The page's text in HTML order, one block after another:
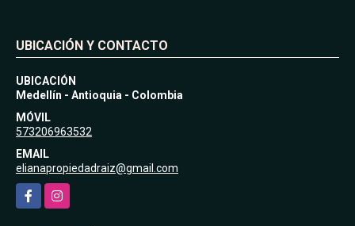
UBICACIÓN Y CONTACTO
UBICACIÓN
Medellín - Antioquia - Colombia
MÓVIL
573206963532
EMAIL
elianapropiedadraiz@gmail.com
FacebookInstagram